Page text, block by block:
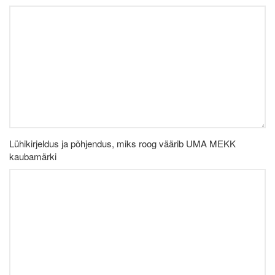
Lühikirjeldus ja põhjendus, miks roog väärib UMA MEKK
kaubamärki